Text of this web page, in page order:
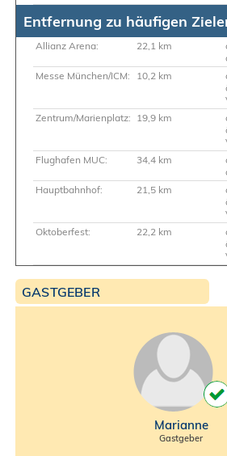
Entfernung zu häufigen
Allianz Arena: 22,1 km
Messe München/ICM:
10,2 km
Zentrum/Marienplatz: 19,9 km
Flughafen MUC:
34,4 km
Hauptbahnhof:
21,5 km
Oktoberfest:
22,2 km
GASTGEBER
Marianne
Gastgeber